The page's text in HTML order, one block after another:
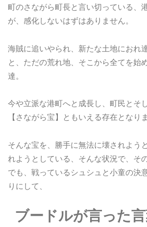
町のさながら町長と言い切っている、
が、感化しないはずはありません。
海賊に追いやられ、新たな土地におれ
と、ただの荒れ地、そこから全てを始
達。
今や立派な港町へと成長し、町民とそ
【さながら宝】ともいえる存在となりま
そんな宝を、勝手に無法に壊されよう
れようとしている、そんな状況で、そ
でも、戦っているシュシュと小童の決
りにして、
ブードルが言った